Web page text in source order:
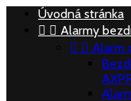
Úvodná stránka
  Alarmy
  Alarm